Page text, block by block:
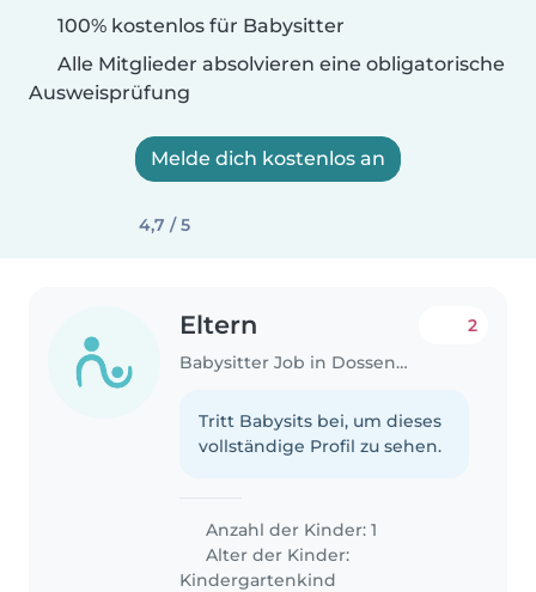
100% kostenlos für Babysitter
Alle Mitglieder absolvieren eine obligatorische
Ausweisprüfung
Melde dich kostenlos an
4,7 / 5
Eltern
Babysitter Job in Dossenheim
2
Tritt Babysits bei, um dieses
vollständige Profil zu sehen.
Anzahl der Kinder: 1
Alter der Kinder:
Kindergartenkind